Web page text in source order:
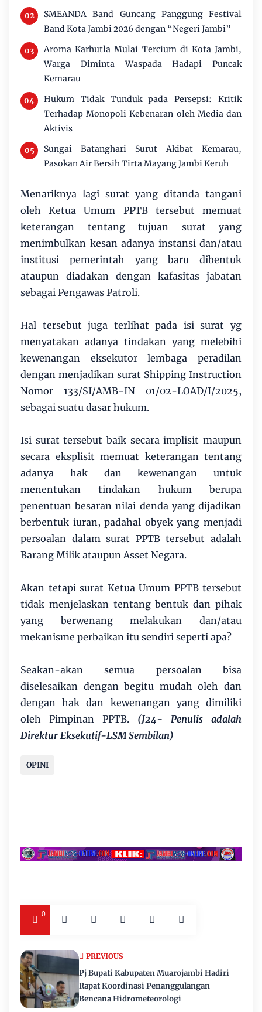
SMEANDA Band Guncang Panggung Festival
Band Kota Jambi 2026 dengan “Negeri Jambi”
Aroma Karhutla Mulai Tercium di Kota Jambi,
Warga Diminta Waspada Hadapi Puncak
Kemarau
Hukum Tidak Tunduk pada Persepsi: Kritik
Terhadap Monopoli Kebenaran oleh Media dan
Aktivis
Sungai Batanghari Surut Akibat Kemarau,
Pasokan Air Bersih Tirta Mayang Jambi Keruh
Menariknya lagi surat yang ditanda tangani
oleh Ketua Umum PPTB tersebut memuat
keterangan tentang tujuan surat yang
menimbulkan kesan adanya instansi dan/atau
institusi pemerintah yang baru dibentuk
ataupun diadakan dengan kafasitas jabatan
sebagai Pengawas Patroli.
Hal tersebut juga terlihat pada isi surat yg
menyatakan adanya tindakan yang melebihi
kewenangan eksekutor lembaga peradilan
dengan menjadikan surat Shipping Instruction
Nomor 133/SI/AMB-IN 01/02-LOAD/I/2025,
sebagai suatu dasar hukum.
Isi surat tersebut baik secara implisit maupun
secara eksplisit memuat keterangan tentang
adanya hak dan kewenangan untuk
menentukan tindakan hukum berupa
penentuan besaran nilai denda yang dijadikan
berbentuk iuran, padahal obyek yang menjadi
persoalan dalam surat PPTB tersebut adalah
Barang Milik ataupun Asset Negara.
Akan tetapi surat Ketua Umum PPTB tersebut
tidak menjelaskan tentang bentuk dan pihak
yang berwenang melakukan dan/atau
mekanisme perbaikan itu sendiri seperti apa?
Seakan-akan semua persoalan bisa
diselesaikan dengan begitu mudah oleh dan
dengan hak dan kewenangan yang dimiliki
oleh Pimpinan PPTB. (J24- Penulis adalah
Direktur Eksekutif-LSM Sembilan)
OPINI
0
PREVIOUS
Pj Bupati Kabupaten Muarojambi Hadiri
Rapat Koordinasi Penanggulangan
Bencana Hidrometeorologi